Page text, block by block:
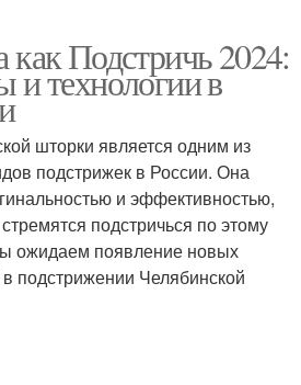
Подстричь 2024:
и технологии в
шторки является одним из
подстрижек в России. Она
и эффективностью,
подстричься по этому
ожидаем появление новых
подстрижении Челябинской